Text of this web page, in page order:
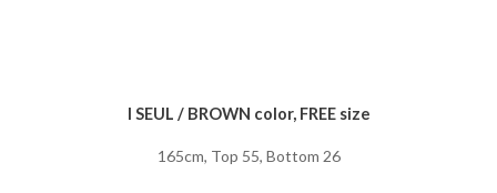
I SEUL / BROWN color, FREE size
165cm, Top 55, Bottom 26